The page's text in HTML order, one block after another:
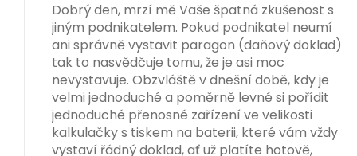
Dobrý den, mrzí mě Vaše špatná zkušenost s
jiným podnikatelem. Pokud podnikatel neumí
ani správně vystavit paragon (daňový doklad)
tak to nasvědčuje tomu, že je asi moc
nevystavuje. Obzvláště v dnešní době, kdy je
velmi jednoduché a poměrně levné si pořídit
jednoduché přenosné zařízení ve velikosti
kalkulačky s tiskem na baterii, které vám vždy
vystaví řádný doklad, ať už platíte hotově,